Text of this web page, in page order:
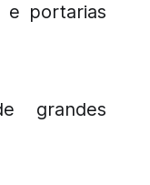
e portarias
grandes